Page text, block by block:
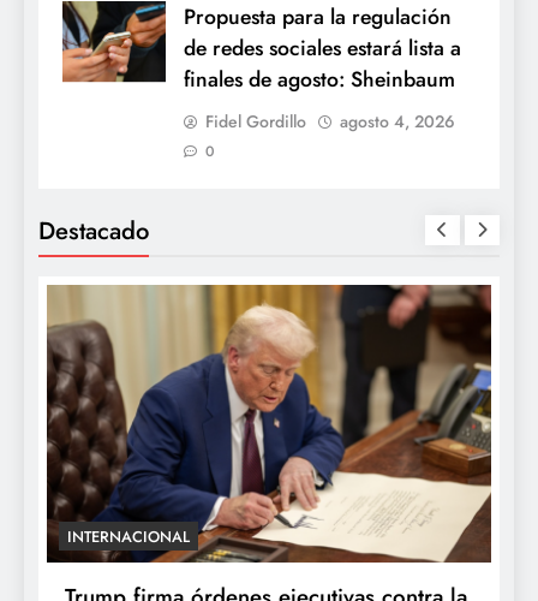
Propuesta para la regulación
de redes sociales estará lista a
finales de agosto: Sheinbaum
Fidel Gordillo agosto 4, 2026
0
Destacado
INTERNACIONAL